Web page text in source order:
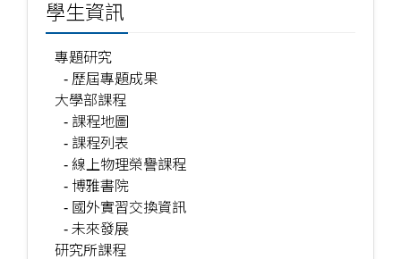
學生資訊
專題研究
- 歷屆專題成果
大學部課程
- 課程地圖
- 課程列表
- 線上物理榮譽課程
- 博雅書院
- 國外實習交換資訊
- 未來發展
研究所課程